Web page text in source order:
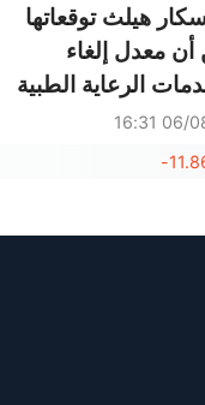
هيلث توقعاتها
معدل إلغاء
الرعاية الطبية
06/08
-